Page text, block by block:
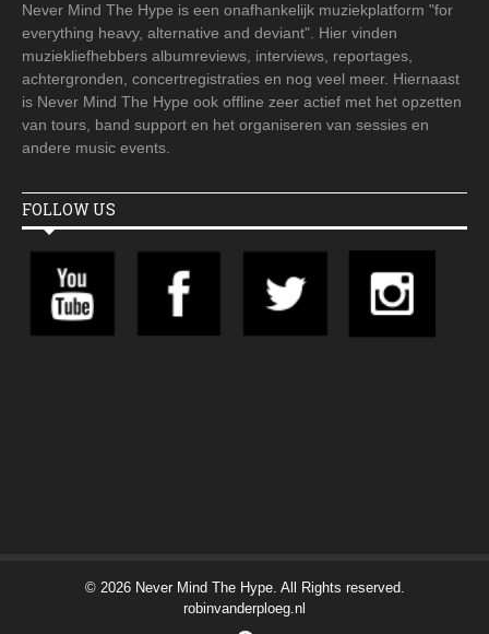
Never Mind The Hype is een onafhankelijk muziekplatform "for
everything heavy, alternative and deviant". Hier vinden
muziekliefhebbers albumreviews, interviews, reportages,
achtergronden, concertregistraties en nog veel meer. Hiernaast
is Never Mind The Hype ook offline zeer actief met het opzetten
van tours, band support en het organiseren van sessies en
andere music events.
FOLLOW US
© 2026 Never Mind The Hype. All Rights reserved.
robinvanderploeg.nl